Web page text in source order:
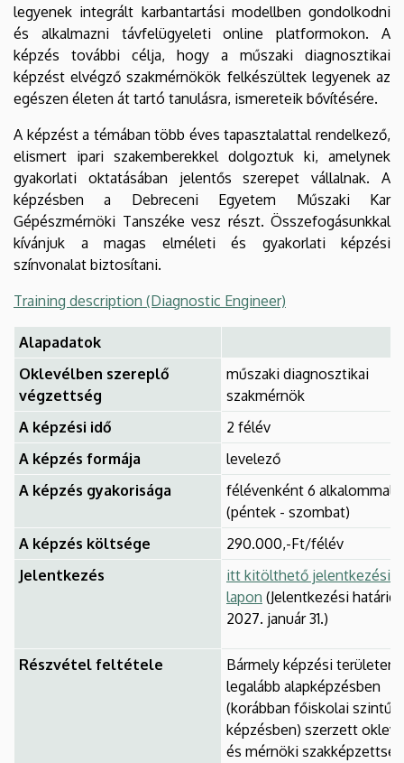
legyenek integrált karbantartási modellben gondolkodni
és alkalmazni távfelügyeleti online platformokon. A
képzés további célja, hogy a műszaki diagnosztikai
képzést elvégző szakmérnökök felkészültek legyenek az
egészen életen át tartó tanulásra, ismereteik bővítésére.
A képzést a témában több éves tapasztalattal rendelkező,
elismert ipari szakemberekkel dolgoztuk ki, amelynek
gyakorlati oktatásában jelentős szerepet vállalnak. A
képzésben a Debreceni Egyetem Műszaki Kar
Gépészmérnöki Tanszéke vesz részt. Összefogásunkkal
kívánjuk a magas elméleti és gyakorlati képzési
színvonalat biztosítani.
Training description (Diagnostic Engineer)
Alapadatok
Oklevélben szereplő
végzettség
műszaki diagnosztikai
szakmérnök
A képzési idő
2 félév
A képzés formája
levelező
A képzés gyakorisága
félévenként 6 alkalommal
(péntek - szombat)
A képzés költsége
290.000,-Ft/félév
Jelentkezés
itt kitölthető jelentkezési
lapon (Jelentkezési
2027. január 31.)
Részvétel feltétele
Bármely képzési területen
legalább alapképzésben
(korábban főiskolai szintű
képzésben) szerzett
és mérnöki